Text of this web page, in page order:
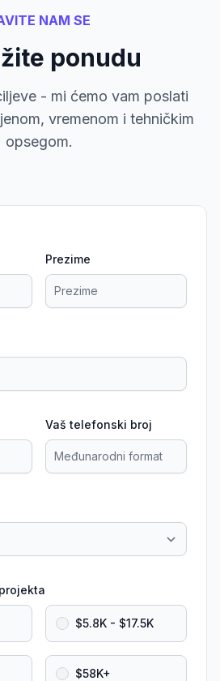
NAM SE
ponudu
- mi ćemo vam poslati
vremenom i tehničkim
opsegom.
Prezime
Vaš telefonski broj
$5.8K - $17.5K
$58K+